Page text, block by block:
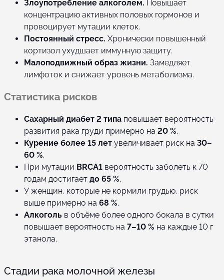
Злоупотребление алкоголем. Повышает
концентрацию активных половых гормонов и
провоцирует мутации клеток.
Постоянный стресс. Хронически повышенный
кортизол ухудшает иммунную защиту.
Малоподвижный образ жизни. Замедляет
лимфоток и снижает уровень метаболизма.
Статистика рисков
Сахарный диабет 2 типа повышает вероятность
развития рака груди примерно на 20 %.
Курение более 15 лет увеличивает риск на 30–
60 %.
При мутации BRCA1 вероятность заболеть к 70
годам достигает до 65 %.
У женщин, которые не кормили грудью, риск
выше примерно на 68 %.
Алкоголь в объёме более одного бокала в сутки
повышает вероятность на 7–10 % на каждые 10 г
этанола.
Стадии рака молочной железы